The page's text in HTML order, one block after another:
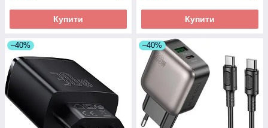
Купити Купити
–40% –40%